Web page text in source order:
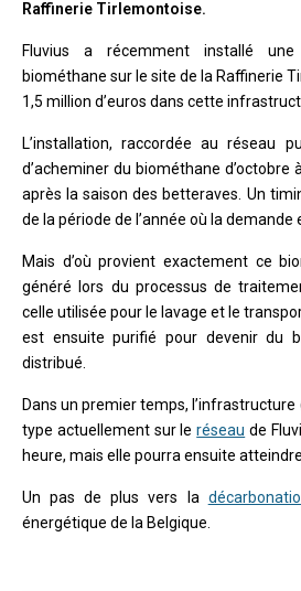
Raffinerie Tirlemontoise.
Fluvius a récemment installé une
biométhane sur le site de la Raffinerie
1,5 million d’euros dans cette
L’installation, raccordée au réseau
d’acheminer du biométhane
après la saison des betteraves. Un
de la période de l’année où la demande
Mais d’où provient exactement ce
généré lors du processus de
celle utilisée pour le lavage et le
est ensuite purifié pour devenir du
distribué.
Dans un premier temps,
type actuellement sur leréseau de
heure, mais elle pourra ensuite
Un pas de plus vers la
énergétique de la Belgique.